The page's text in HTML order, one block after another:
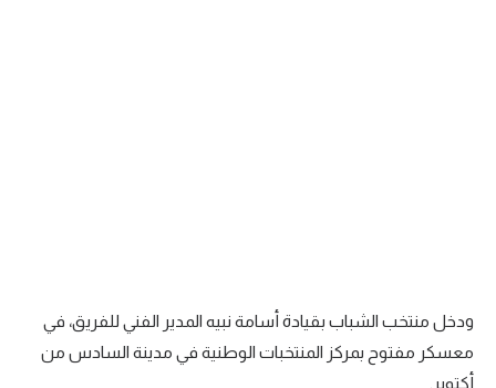
سعودي في الجول
ودخل منتخب الشباب بقيادة أسامة نبيه المدير الفني للفريق، في
معسكر مفتوح بمركز المنتخبات الوطنية في مدينة السادس من
أكتوبر.